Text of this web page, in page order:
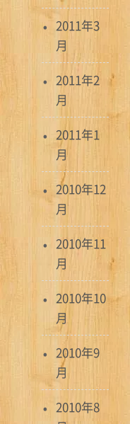
2011年3
月
2011年2
月
2011年1
月
2010年12
月
2010年11
月
2010年10
月
2010年9
月
2010年8